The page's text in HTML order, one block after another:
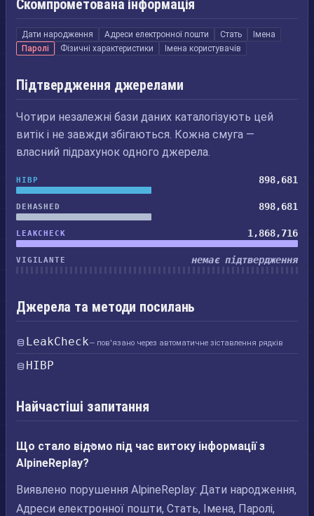
Скомпрометована інформація
Дати народження Адреси електронної пошти Стать
Імена
Паролі
Фізичні характеристики Імена користувачів
Підтвердження джерелами
Чотири незалежні бази даних каталогізують цей
витік і не завжди збігаються. Кожна смуга —
власний підрахунок одного джерела.
HIBP 898,681
DEHASHED 898,681
LEAKCHECK 1,868,716
VIGILANTE немає підтвердження
Джерела та методи посилань
LeakCheck— пов'язано через автоматичне зіставлення рядків
HIBP
Найчастіші запитання
Що стало відомо під час витоку інформації з
AlpineReplay?
Виявлено порушення AlpineReplay: Дати народження,
Адреси електронної пошти, Стать, Імена, Паролі,